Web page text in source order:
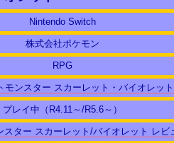
Nintendo Switch
株式会社ポケモン
RPG
モンスター スカーレット・バイオレッ
プレイ中（R4.11～/R5.6～）
スター スカーレット/バイオレット レビ